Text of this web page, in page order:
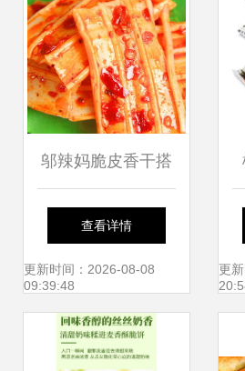
邬辣妈脆皮香干搭
配香酱饼 居家零食
新组合推荐
查看详情
更新时间：2026-08-08
09:39:48
更